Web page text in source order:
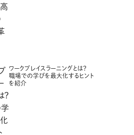
ワークプレイスラーニングとは？
職場での学びを最大化するヒント
を紹介